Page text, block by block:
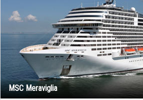
MSC Meraviglia